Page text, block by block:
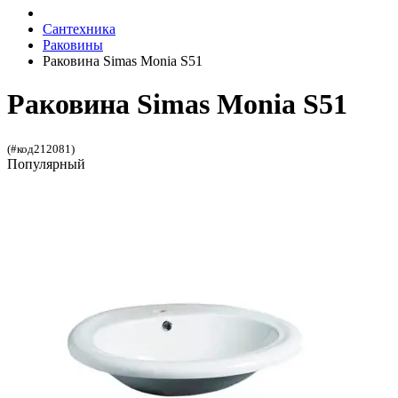
Сантехника
Раковины
Раковина Simas Monia S51
Раковина Simas Monia S51
(#код212081)
Популярный